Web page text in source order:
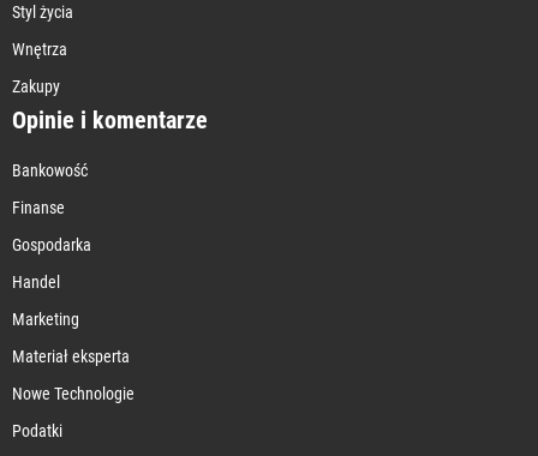
Styl życia
Wnętrza
Zakupy
Opinie i komentarze
Bankowość
Finanse
Gospodarka
Handel
Marketing
Materiał eksperta
Nowe Technologie
Podatki